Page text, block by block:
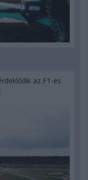
az F1-es